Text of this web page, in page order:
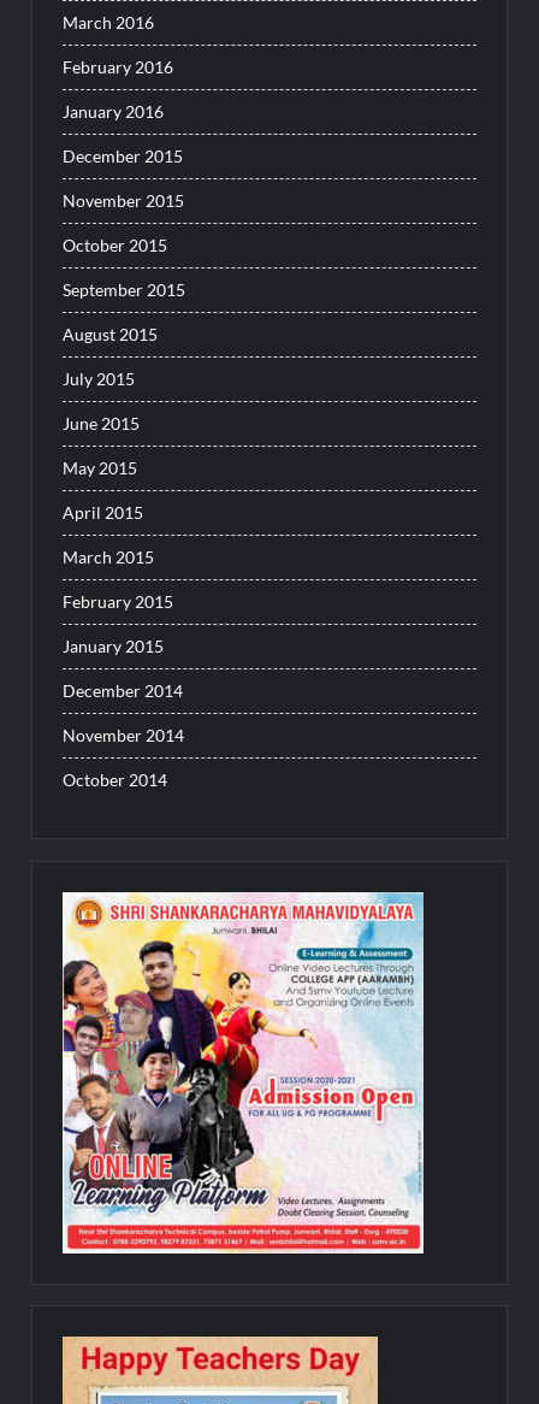
March 2016
February 2016
January 2016
December 2015
November 2015
October 2015
September 2015
August 2015
July 2015
June 2015
May 2015
April 2015
March 2015
February 2015
January 2015
December 2014
November 2014
October 2014